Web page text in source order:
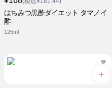
はちみつ黒酢ダイエット タマノイ
酢
125ml